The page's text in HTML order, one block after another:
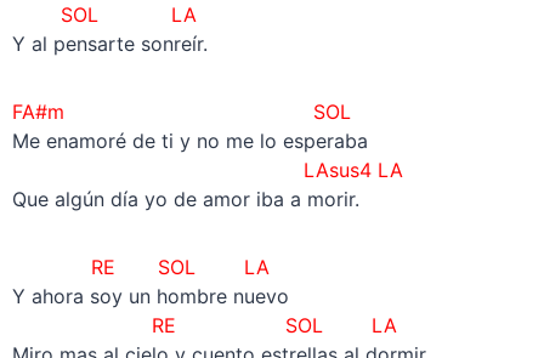
SOL LA
Y al pensarte sonreír.
FA#m SOL
Me enamoré de ti y no me lo esperaba
LAsus4 LA
Que algún día yo de amor iba a morir.
RE SOL LA
Y ahora soy un hombre nuevo
RE
SOL LA